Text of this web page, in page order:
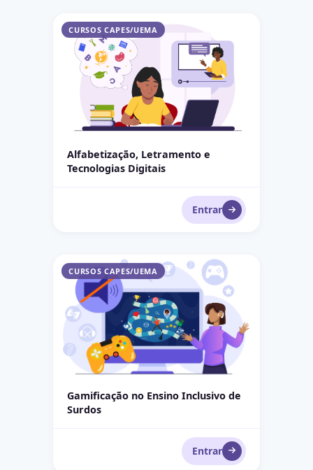
Alfabetização, Letramento e Tecnologias Digitais
CURSOS CAPES/UEMA
Alfabetização, Letramento e
Tecnologias Digitais
Entrar
Gamificação no Ensino Inclusivo de Surdos
CURSOS CAPES/UEMA
Gamificação no Ensino Inclusivo de
Surdos
Entrar